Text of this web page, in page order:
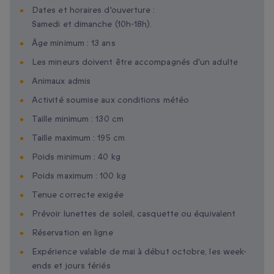
Dates et horaires d'ouverture :
Samedi et dimanche (10h-18h).
Âge minimum : 13 ans
Les mineurs doivent être accompagnés d'un adulte
Animaux admis
Activité soumise aux conditions météo
Taille minimum : 130 cm
Taille maximum : 195 cm
Poids minimum : 40 kg
Poids maximum : 100 kg
Tenue correcte exigée
Prévoir lunettes de soleil, casquette ou équivalent
Réservation en ligne
Expérience valable de mai à début octobre, les week-
ends et jours fériés